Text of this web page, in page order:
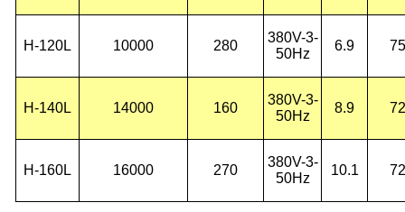
H-120L 10000 280
380V-3-
50Hz
6.9 75
H-140L 14000 160
380V-3-
50Hz
8.9 72
H-160L 16000 270
380V-3-
50Hz
10.1 72